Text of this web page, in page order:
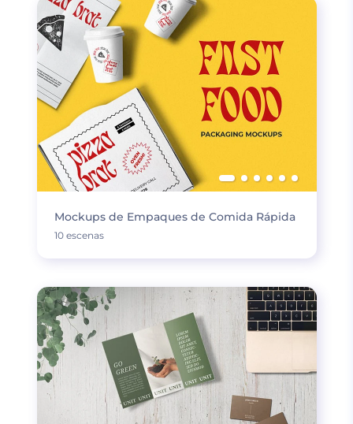
Mockups de Empaques de Comida Rápida
10 escenas